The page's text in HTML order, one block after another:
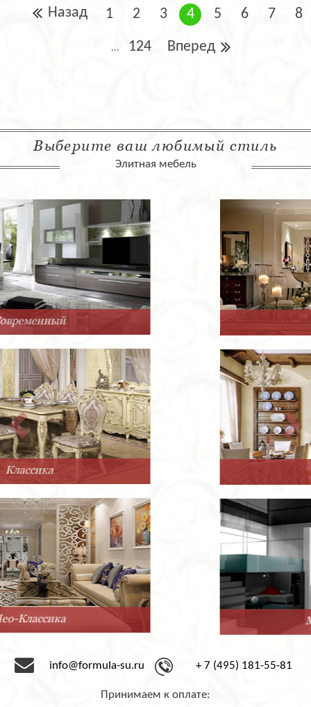
Назад 1 2 3 4 5 6 7 8
... 124 Вперед
Выберите ваш любимый стиль
Элитная мебель
Минимализм
info@formula-su.ru + 7 (495) 181-55-81
Принимаем к оплате: